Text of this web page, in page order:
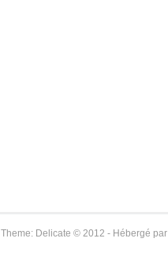
Theme: Delicate © 2012 - Hébergé par